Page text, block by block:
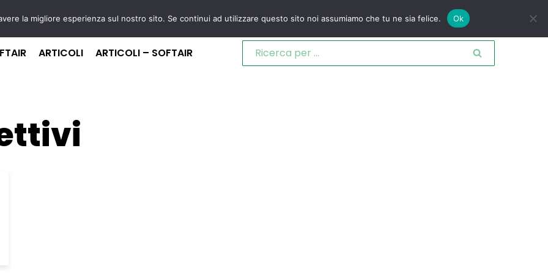
ARTICOLI ARTICOLI – SOFTAIR
la migliore esperienza sul nostro sito. Se continui ad utilizzare questo sito noi assumiamo che tu ne sia felice. Ok